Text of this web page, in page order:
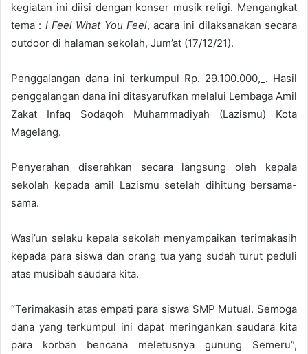
kegiatan ini diisi dengan konser musik religi. Mengangkat
tema : I Feel What You Feel, acara ini dilaksanakan secara
outdoor di halaman sekolah, Jum’at (17/12/21).
Penggalangan dana ini terkumpul Rp. 29.100.000,_. Hasil
penggalangan dana ini ditasyarufkan melalui Lembaga Amil
Zakat Infaq Sodaqoh Muhammadiyah (Lazismu) Kota
Magelang.
Penyerahan diserahkan secara langsung oleh kepala
sekolah kepada amil Lazismu setelah dihitung bersama-
sama.
Wasi’un selaku kepala sekolah menyampaikan terimakasih
kepada para siswa dan orang tua yang sudah turut peduli
atas musibah saudara kita.
“Terimakasih atas empati para siswa SMP Mutual. Semoga
dana yang terkumpul ini dapat meringankan saudara kita
para korban bencana meletusnya gunung Semeru”,